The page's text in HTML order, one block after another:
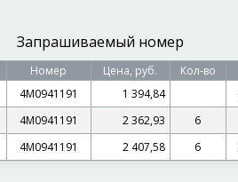
Запрашиваемый номер
Номер Цена, руб. Кол-во
4M0941191 1 394,84
4M0941191 2 362,93 6
4M0941191 2 407,58 6